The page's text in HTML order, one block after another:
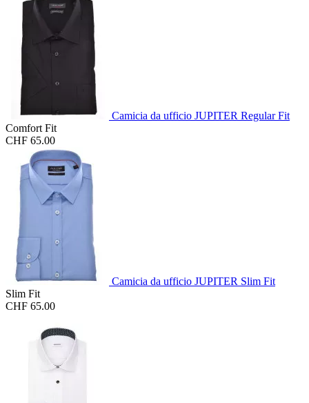
Camicia da ufficio JUPITER Regular Fit
Comfort Fit
CHF 65.00
Camicia da ufficio JUPITER Slim Fit
Slim Fit
CHF 65.00